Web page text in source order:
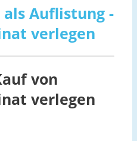
als Auflistung -
verlegen
von
verlegen